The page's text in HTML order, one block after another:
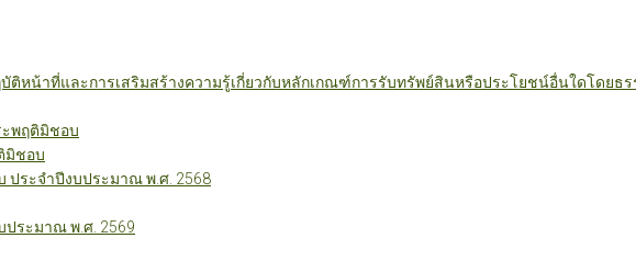
บัติหน้าที่และการเสริมสร้างความรู้เกี่ยวกับหลักเกณฑ์การรับทรัพย์สินหรือประโยชน์อื่นใดโดยธ
ะพฤติมิชอบ
มิชอบ
ประจำปีงบประมาณ พ.ศ. 2568
ประมาณ พ.ศ. 2569